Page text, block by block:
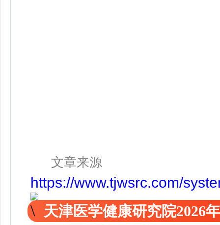
文章来源
https://www.tjwsrc.com/
天津医学健康研究院2026